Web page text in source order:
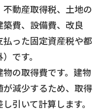
動産取得税、土地の
費、設備費、改良
った固定資産税や都
です。
の取得費です。建物
減少するため、取得
引いて計算します。